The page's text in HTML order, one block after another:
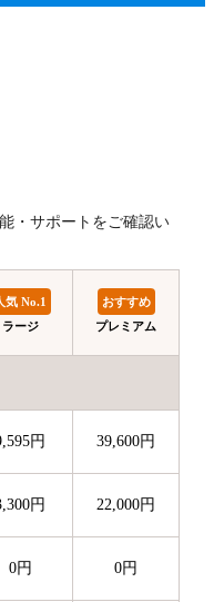
・サポートをご確認い
気 No.1
ラージ
おすすめ
プレミアム
円 39,600円
円 22,000円
0円 0円